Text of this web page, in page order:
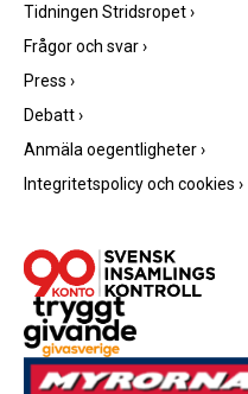
Tidningen Stridsropet›
Frågor och svar›
Press ›
Debatt›
Anmäla oegentligheter›
Integritetspolicy och cookies ›